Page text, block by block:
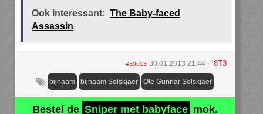
Ook interessant: The Baby-faced
Assassin
#30613 30.01.2013 21:44 8T3
bijnaam bijnaam Solskjaer Ole Gunnar Solskjaer
Bestel de Sniper met babyface mok.